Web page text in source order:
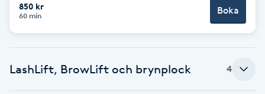
Celluliter
Color correction
850 kr
60 min Boka
LashLift, BrowLift och brynplock 4